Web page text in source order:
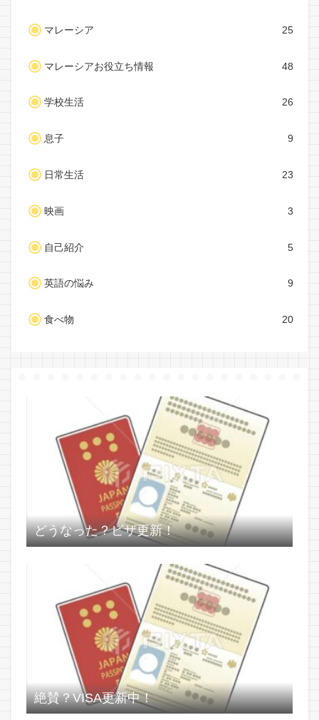
マレーシア 25
マレーシアお役立ち情報 48
学校生活 26
息子 9
日常生活 23
映画 3
自己紹介 5
英語の悩み 9
食べ物 20
どうなった？ビザ更新！
絶賛？VISA更新中！